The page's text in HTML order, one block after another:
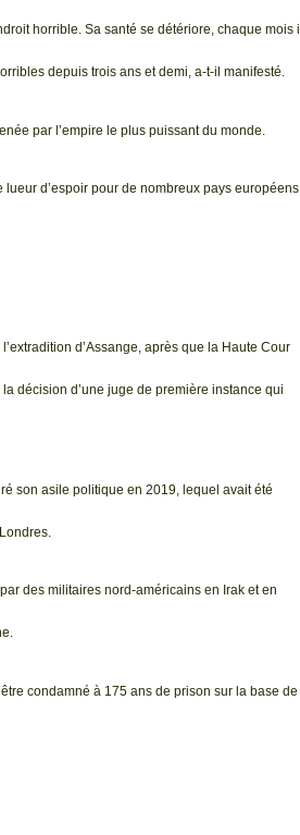
horrible. Sa santé se détériore, chaque mois il
depuis trois ans et demi, a-t-il manifesté.
par l’empire le plus puissant du monde.
d’espoir pour de nombreux pays européens
d’Assange, après que la Haute Cour
décision d’une juge de première instance qui
son asile politique en 2019, lequel avait été
des militaires nord-américains en Irak et en
condamné à 175 ans de prison sur la base de